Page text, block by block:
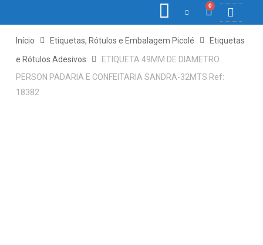
0
Início Etiquetas, Rótulos e Embalagem Picolé
Etiquetas
e Rótulos Adesivos
ETIQUETA 49MM DE DIAMETRO
PERSON PADARIA E CONFEITARIA SANDRA-32MTS Ref:
18382